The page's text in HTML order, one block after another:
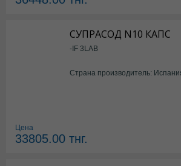
СУПРАСОД N10 КАПС
-IF 3LAB
Страна производитель:
Цена
33805.00 тнг.